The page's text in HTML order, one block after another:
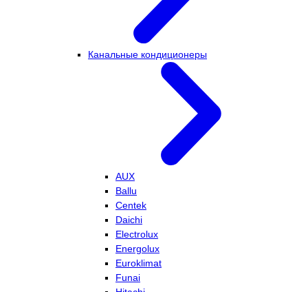
Канальные кондиционеры
AUX
Ballu
Centek
Daichi
Electrolux
Energolux
Euroklimat
Funai